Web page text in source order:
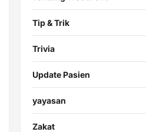
Tip & Trik
Trivia
Update Pasien
yayasan
Zakat